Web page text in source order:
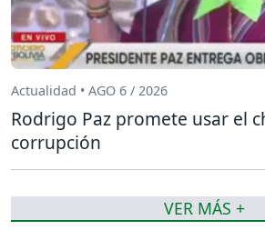
Actualidad • AGO 6 / 2026
Rodrigo Paz promete usar el
corrupción
VER MÁS +